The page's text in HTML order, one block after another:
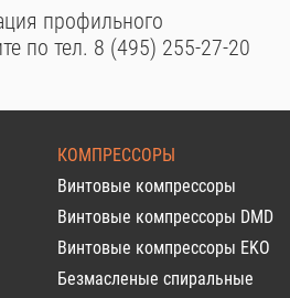
профильного
по тел. 8 (495) 255-27-20
КОМПРЕССОРЫ
Винтовые компрессоры
Винтовые компрессоры DMD
Винтовые компрессоры EKO
Безмасленые спиральные